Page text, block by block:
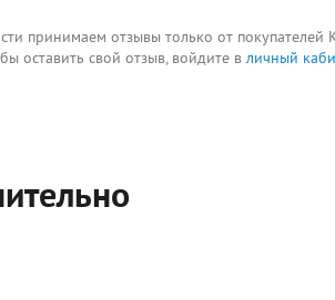
принимаем отзывы только от покупателей
оставить свой отзыв, войдите в личный